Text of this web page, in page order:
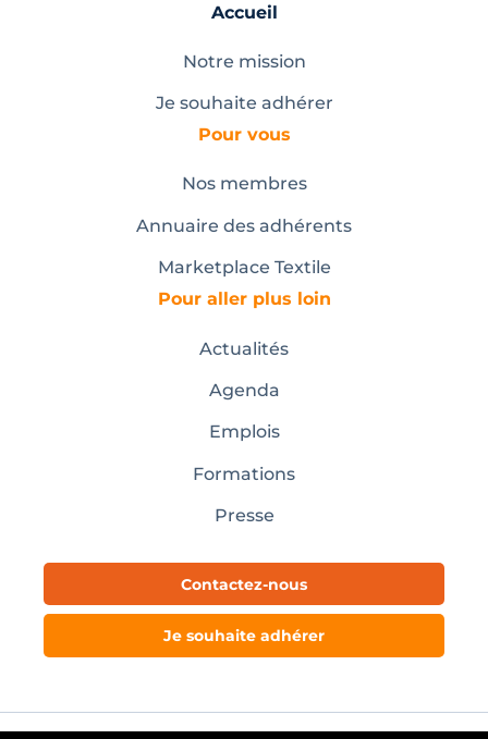
Accueil
Notre mission
Je souhaite adhérer
Pour vous
Nos membres
Annuaire des adhérents
Marketplace Textile
Pour aller plus loin
Actualités
Agenda
Emplois
Formations
Presse
Contactez-nous
Je souhaite adhérer